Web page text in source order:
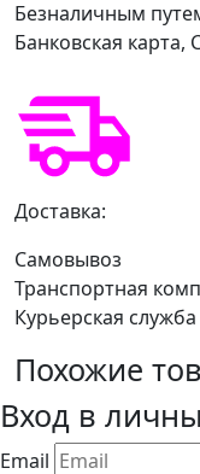
Безналичным
Банковская карта,
Доставка:
Самовывоз
Транспортная
Курьерская служба
Похожие
Вход в
Email